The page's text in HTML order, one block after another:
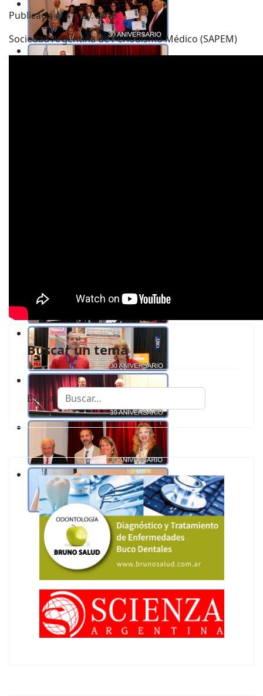
Publicado el 4 may. 2018
Sociedad Argentina de Periodismo Médico (SAPEM)
Buscar un tema
Buscar